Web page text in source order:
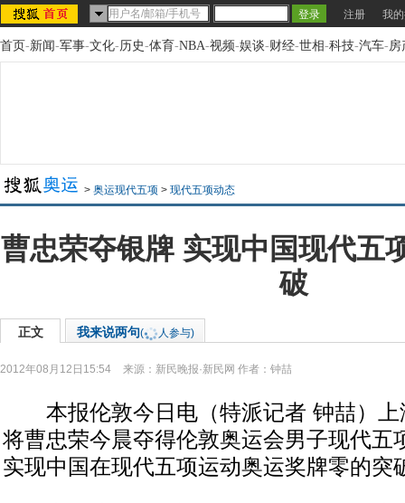
注册 我
首页-新闻-军事-文化-历史-体育-NBA-视频-娱谈-财经-世相-科技-汽车-房
> 奥运现代五项 > 现代五项动态
曹忠荣夺银牌 实现中国现代五
破
正文 我来说两句( 人参与)
2012年08月12日15:54 来源： 新民晚报·新民网 作者：钟喆
本报伦敦今日电（特派记者 钟喆）上
将曹忠荣今晨夺得伦敦奥运会男子现代五
实现中国在现代五项运动奥运奖牌零的突